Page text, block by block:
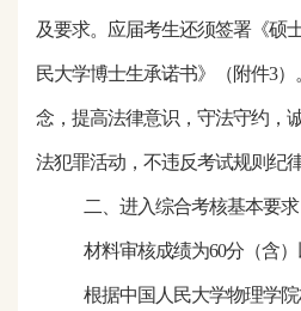
及要求。应届考生还须签署《硕
民大学博士生承诺书》（附件3
念，提高法律意识，守法守约，
法犯罪活动，不违反考试规则纪律
二、进入综合考核基本要求
材料审核成绩为60分（含）
根据中国人民大学物理学